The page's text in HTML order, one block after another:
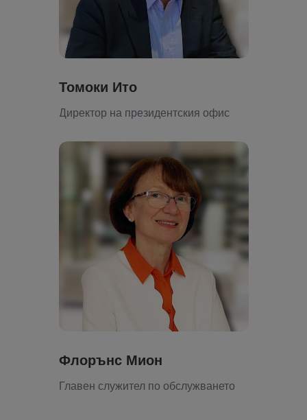
Томоки Ито
Директор на президентския офис
Флорънс Мион
Главен служител по обслужването